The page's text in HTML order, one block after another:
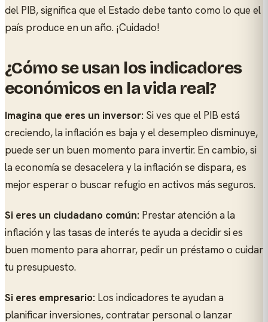
del PIB, significa que el Estado debe tanto como lo que el
país produce en un año. ¡Cuidado!
¿Cómo se usan los indicadores
económicos en la vida real?
Imagina que eres un inversor: Si ves que el PIB está
creciendo, la inflación es baja y el desempleo disminuye,
puede ser un buen momento para invertir. En cambio, si
la economía se desacelera y la inflación se dispara, es
mejor esperar o buscar refugio en activos más seguros.
Si eres un ciudadano común: Prestar atención a la
inflación y las tasas de interés te ayuda a decidir si es
buen momento para ahorrar, pedir un préstamo o cuidar
tu presupuesto.
Si eres empresario: Los indicadores te ayudan a
planificar inversiones, contratar personal o lanzar